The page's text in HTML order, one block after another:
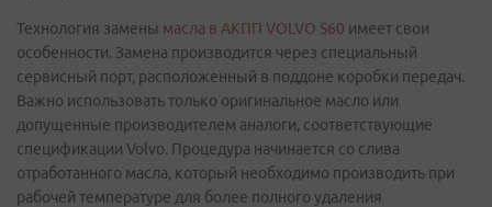
Технология замены масла в АКПП VOLVO S60 имеет свои
особенности. Замена производится через специальный
сервисный порт, расположенный в поддоне коробки передач.
Важно использовать только оригинальное масло или
допущенные производителем аналоги, соответствующие
спецификации Volvo. Процедура начинается со слива
отработанного масла, который необходимо производить при
рабочей температуре для более полного удаления